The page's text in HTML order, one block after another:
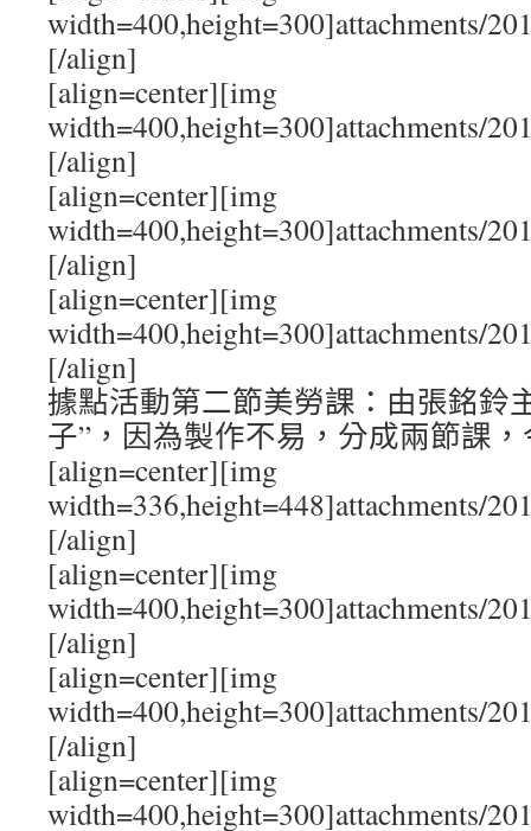
width=400,height=300]attachments/
[/align]
[align=center][img
width=400,height=300]attachments/
[/align]
[align=center][img
width=400,height=300]attachments/
[/align]
[align=center][img
width=400,height=300]attachments/
[/align]
據點活動第二節美勞課：由張銘鈴
子”，因為製作不易，分成兩節課
[align=center][img
width=336,height=448]attachments/
[/align]
[align=center][img
width=400,height=300]attachments/
[/align]
[align=center][img
width=400,height=300]attachments/
[/align]
[align=center][img
width=400,height=300]attachments/